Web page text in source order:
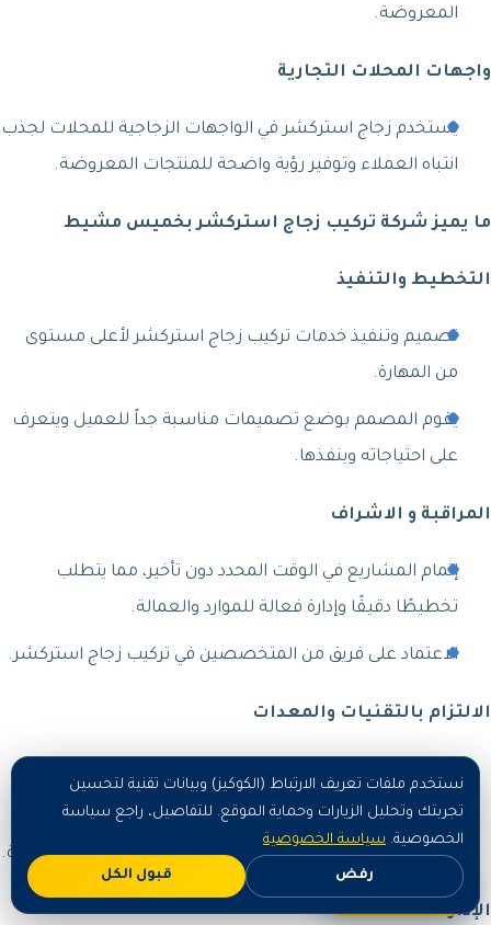
المعروضة.
واجهات المحلات التجارية
يستخدم زجاج استركشر في الواجهات الزجاجية للمحلات لجذب
انتباه العملاء وتوفير رؤية واضحة للمنتجات المعروضة.
ما يميز شركة تركيب زجاج استركشر بخميس مشيط
التخطيط والتنفيذ
تصميم وتنفيذ خدمات تركيب زجاج استركشر لأعلى مستوى
من المهارة.
يقوم المصمم بوضع تصميمات مناسبة جداً للعميل ويتعرف
على احتياجاته وينفذها.
المراقبة و الاشراف
إتمام المشاريع في الوقت المحدد دون تأخير، مما يتطلب
تخطيطًا دقيقًا وإدارة فعالة للموارد والعمالة.
الاعتماد على فريق من المتخصصين في تركيب زجاج استركشر.
الالتزام بالتقنيات والمعدات
لتحسين العمليات والنتائج.
يتم بالتعاون مع شركات يابانية لاستيراد مواد خام عالية الجودة.
الإدارة
اطلب الآن
نستخدم ملفات تعريف الارتباط (الكوكيز) وبيانات تقنية لتحسين
تجربتك وتحليل الزيارات وحماية الموقع. للتفاصيل، راجع سياسة
الخصوصية. سياسة الخصوصية
رفض قبول الكل